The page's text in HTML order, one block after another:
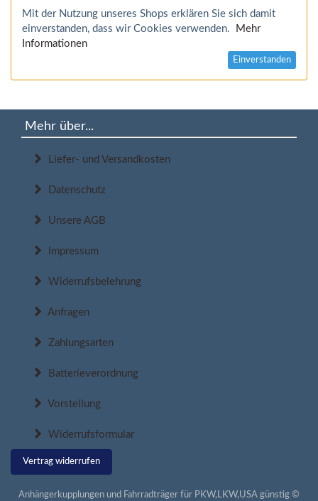
Mit der Nutzung unseres Shops erklären Sie sich damit
einverstanden, dass wir Cookies verwenden.
Mehr
Informationen
Einverstanden
Mehr über...
Liefer- und Versandkosten
Datenschutz
Unsere AGB
Impressum
Widerrufsbelehrung
Anfragen
Zahlungsarten
Batterieverordnung
Vorstellung
Widerrufsformular
Vertrag widerrufen
Anhängerkupplungen und Fahrradträger für PKW,LKW,USA günstig ©